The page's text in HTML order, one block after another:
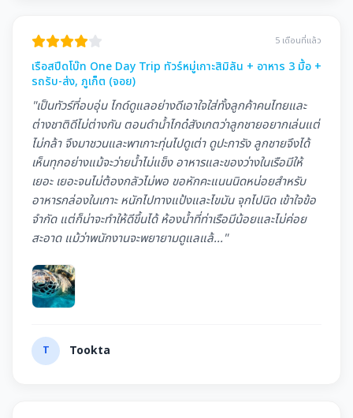
5 เดือนที่แล้ว
เรือสปีดโบ๊ท One Day Trip ทัวร์หมู่เกาะสิมิลัน + อาหาร 3 มื้อ +
รถรับ-ส่ง, ภูเก็ต (จอย)
"เป็นทัวร์ที่อบอุ่น ไกด์ดูแลอย่างดีเอาใจใส่ทั้งลูกค้าคนไทยและ
ต่างชาติดีไม่ต่างกัน ตอนดำนํ้าไกด๋สังเกตว่าลูกชายอยากเล่นแต่
ไม่กล้า จึงมาชวนและพาเกาะทุ่นไปดูเต่า ดูปะการัง ลูกชายจึงได้
เห็นทุกอย่างแม้จะว่ายนํ้าไม่แข็ง อาหารและของว่างในเรือมีให้
เยอะ เยอะจนไม่ต้องกลัวไม่พอ ขอหักคะแนนนิดหน่อยสำหรับ
อาหารกล่องในเกาะ หนักไปทางแป้งและไขมัน จุกไปนิด เข้าใจข้อ
จำกัด แต่ก็น่าจะทำให้ดีขึ้นได้ ห้องนํ้าที่ท่าเรือมีน้อยและไม่ค่อย
สะอาด แม้ว่าพนักงานจะพยายามดูแลแล้..."
T Tookta